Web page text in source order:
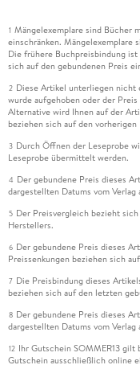
1 Mängelexemplare sind Bücher
einschränken. Mängelexemplare
Die frühere Buchpreisbindung ist
sich auf den gebundenen Preis
2 Diese Artikel unterliegen nicht
wurde aufgehoben oder der
Alternative wird Ihnen auf der
beziehen sich auf den vorherigen
3 Durch Öffnen der Leseprobe
Leseprobe übermittelt werden.
4 Der gebundene Preis dieses
dargestellten Datums vom Verlag
5 Der Preisvergleich bezieht
Herstellers.
6 Der gebundene Preis dieses
Preissenkungen beziehen sich
7 Die Preisbindung dieses
beziehen sich auf den letzten
8 Der gebundene Preis dieses
dargestellten Datums vom Verlag
12 Ihr Gutschein SOMMER13
Gutschein ausschließlich online